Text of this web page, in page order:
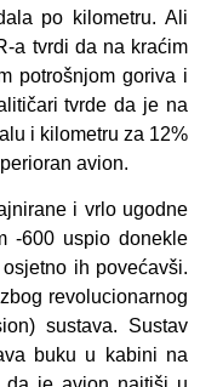
po kilometru. Ali
a tvrdi da na kraćim
potrošnjom goriva i
tvrde da je na
i kilometru za 12%
avion.
i vrlo ugodne
-600 uspio donekle
ih povećavši.
revolucionarnog
sustava. Sustav
buku u kabini na